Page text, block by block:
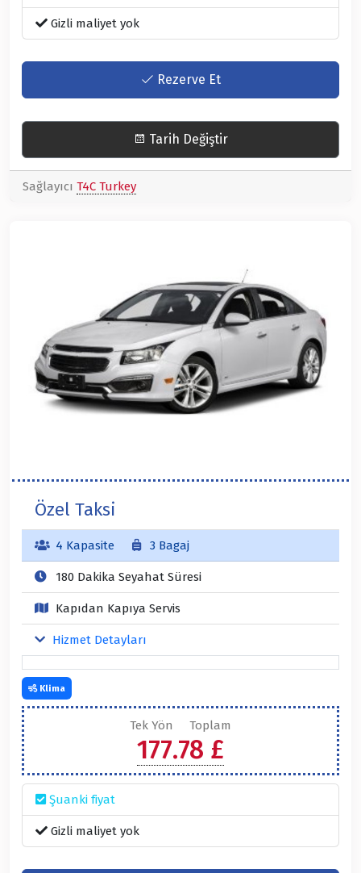
Gizli maliyet yok
Rezerve Et
Tarih Değiştir
Sağlayıcı T4C Turkey
Özel Taksi
4 Kapasite 3 Bagaj
180 Dakika Seyahat Süresi
Kapıdan Kapıya Servis
Hizmet Detayları
Tek Yön Toplam
177.78 £
Şuanki fiyat
Gizli maliyet yok
Klima